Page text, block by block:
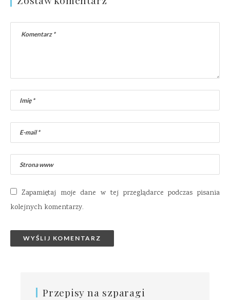
Zapamiętaj moje dane w tej przeglądarce podczas pisania
kolejnych komentarzy.
Przepisy na szparagi